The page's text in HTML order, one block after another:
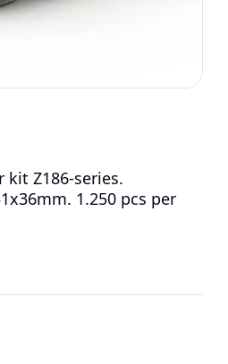
kit Z186-series.
1.250 pcs per